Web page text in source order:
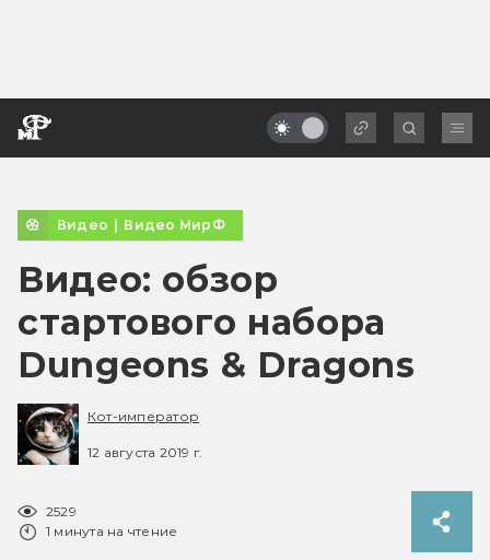
Видео | Видео МирФ
Видео: обзор
стартового набора
Dungeons & Dragons
Кот-император
12 августа 2019 г.
2529
1 минута на чтение